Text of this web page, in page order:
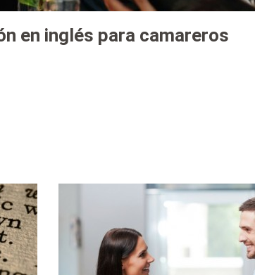
en inglés para camareros